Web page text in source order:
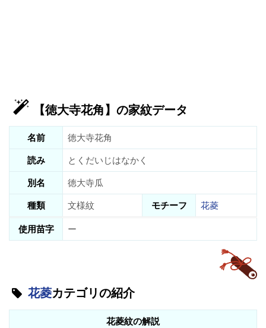
【徳大寺花角】の家紋データ
名前
徳大寺花角
読み
とくだいじはなかく
別名
徳大寺瓜
種類
文様紋 モチーフ
花菱
使用苗字
ー
花菱カテゴリの紹介
花菱紋の解説